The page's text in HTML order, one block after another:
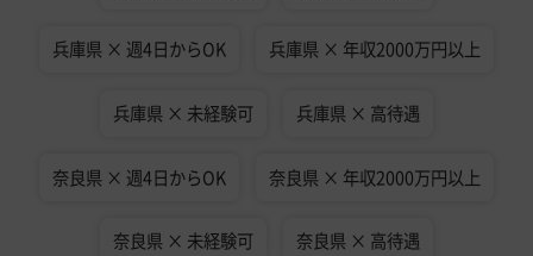
兵庫県 × 週4日からOK 兵庫県 × 年収2000万円以上
兵庫県 × 未経験可 兵庫県 × 高待遇
奈良県 × 週4日からOK 奈良県 × 年収2000万円以上
奈良県 × 未経験可 奈良県 × 高待遇